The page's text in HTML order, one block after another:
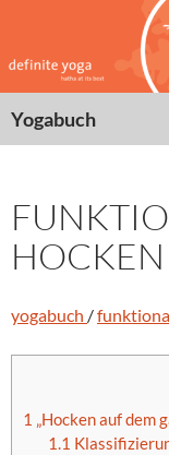
springen
Yogabuch
HOCKEN
yogabuch /
1 „Hocken auf dem
1.1